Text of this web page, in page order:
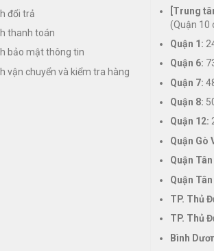
đổi trả
thanh toán
bảo mật thông tin
vận chuyển và kiểm tra hàng
[Trung
(Quận 10
Quận 1:
Quận 6:
Quận 7:
Quận 8:
Quận 12:
Quận Gò
Quận
Quận
TP. Thủ
TP. Thủ
Bình